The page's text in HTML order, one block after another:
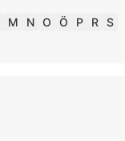
M N O Ö P R S